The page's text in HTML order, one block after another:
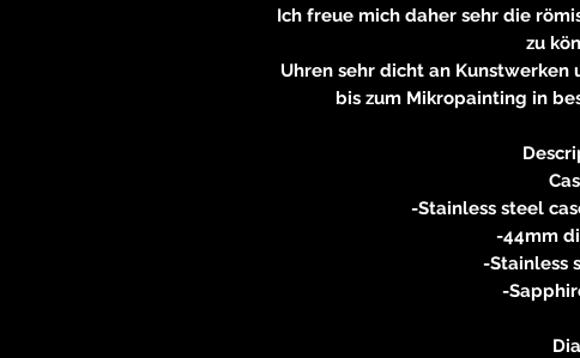
Ich freue mich daher sehr die
zu
Uhren sehr dicht an
bis zum Mikropainting in
-Stainless steel
-44mm
-Stainless
-